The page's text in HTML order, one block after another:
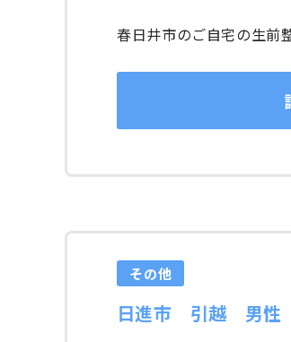
春日井市のご自宅の生前
その他
日進市 引越 男性